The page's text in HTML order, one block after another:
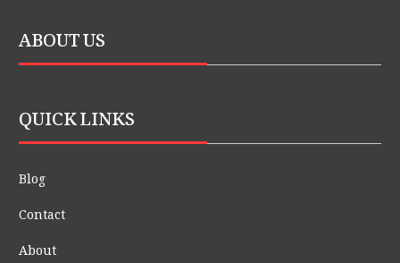
ABOUT US
QUICK LINKS
Blog
Contact
About